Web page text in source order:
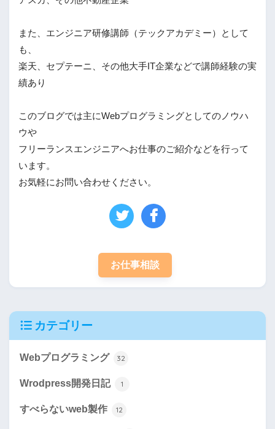
また、エンジニア研修講師（テックアカデミー）として
も、
楽天、セプテーニ、その他大手IT企業などで講師経験の実
績あり
このブログでは主にWebプログラミングとしてのノウハ
ウや
フリーランスエンジニアへお仕事のご紹介などを行って
います。
お気軽にお問い合わせください。
お仕事相談
カテゴリー
Webプログラミング 32
Wrodpress開発日記 1
すべらないweb製作 12